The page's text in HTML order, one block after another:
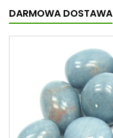
DARMOWA DOSTAWA